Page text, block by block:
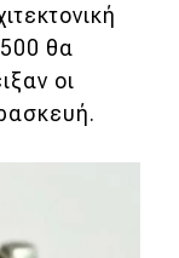
θα
οι